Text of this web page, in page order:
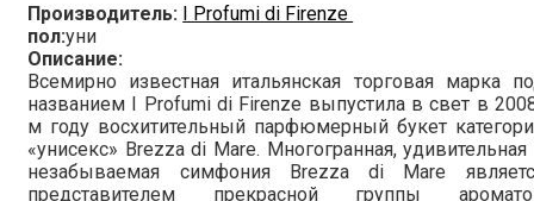
Производитель: I Profumi di Firenze
пол:уни
Описание:
Всемирно известная итальянская торговая марка
названием I Profumi di Firenze выпустила в свет в
м году восхитительный парфюмерный букет
«унисекс» Brezza di Mare. Многогранная, удивительная
незабываемая симфония Brezza di Mare
представителем прекрасной группы